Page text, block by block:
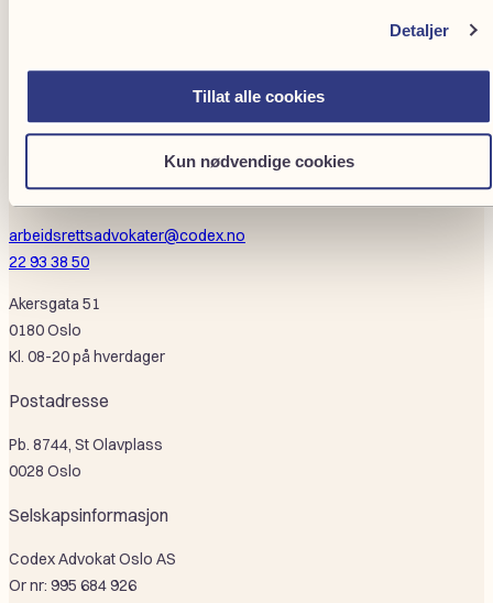
Detaljer
Tillat alle cookies
Kun nødvendige cookies
Ta kontakt
arbeidsrettsadvokater@codex.no
22 93 38 50
Akersgata 51
0180 Oslo
Kl. 08-20 på hverdager
Postadresse
Pb. 8744, St Olavplass
0028 Oslo
Selskapsinformasjon
Codex Advokat Oslo AS
Or nr: 995 684 926
Kurs
Presse